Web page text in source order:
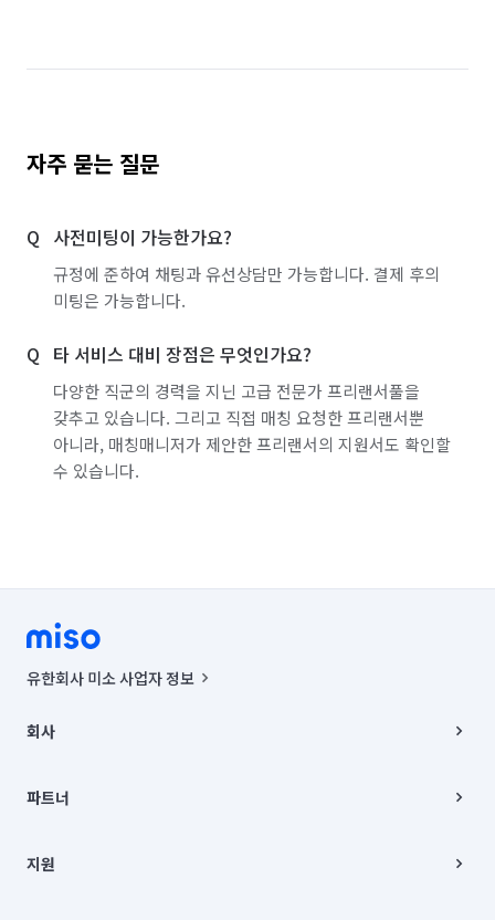
자주 묻는 질문
사전미팅이 가능한가요?
규정에 준하여 채팅과 유선상담만 가능합니다. 결제 후의
미팅은 가능합니다.
타 서비스 대비 장점은 무엇인가요?
다양한 직군의 경력을 지닌 고급 전문가 프리랜서풀을
갖추고 있습니다. 그리고 직접 매칭 요청한 프리랜서뿐
아니라, 매칭매니저가 제안한 프리랜서의 지원서도 확인할
수 있습니다.
유한회사 미소 사업자 정보
00019 |
주소 | 본사: 서울특별시 종로구 율곡로 6(중학동, 트윈트리빌딩) B동 5층
컨택센터 : 서울특별시 종로구 수송동 율곡로 24, 7층, 8층 미소
상품, 상품정보, 거래에 관한 의무와 책임은 거래당사자에게 있습니다.
언론 보도 관련 문의:
회사
채용
파트너
이사
지원